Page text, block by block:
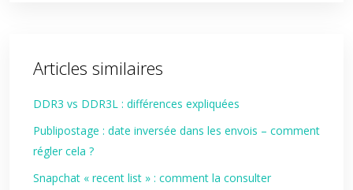
Articles similaires
DDR3 vs DDR3L : différences expliquées
Publipostage : date inversée dans les envois – comment
régler cela ?
Snapchat « recent list » : comment la consulter